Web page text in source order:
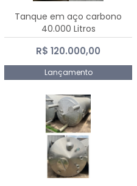
Tanque em aço carbono
40.000 Litros
R$ 120.000,00
Lançamento